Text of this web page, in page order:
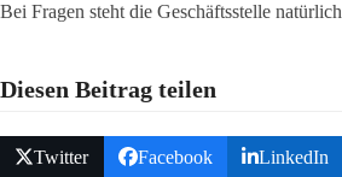
Bei Fragen steht die Geschäftsstelle
Diesen Beitrag teilen
Twitter Facebook LinkedIn